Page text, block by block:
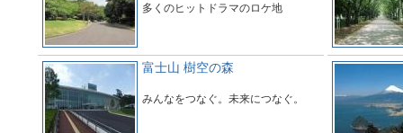
多くのヒットドラマのロケ地
富士山 樹空の森
みんなをつなぐ。未来につなぐ。